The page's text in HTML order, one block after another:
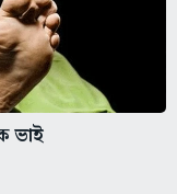
ভাই